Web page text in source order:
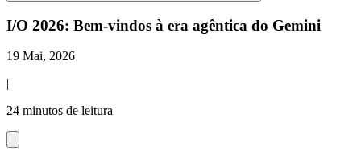
I/O 2026: Bem-vindos à era agêntica do Gemini
19 Mai, 2026
|
24 minutos de leitura